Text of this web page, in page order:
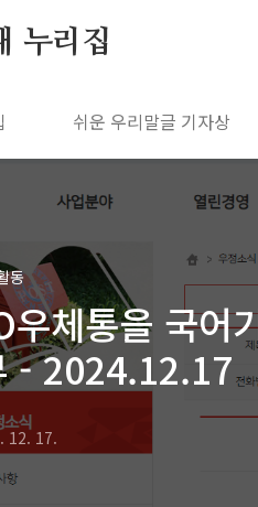
누리집
쉬운 우리말글 기자상
동
체통을 국어
- 2024.12.17
12. 17.